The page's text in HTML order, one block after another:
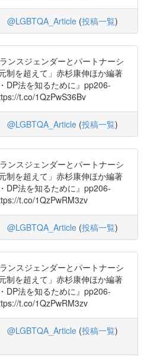
@LGBTQA_Article (投稿一覧)
ンスジェンダーとパートナーシ
制を超えて」赤杉康伸ほか編著
DP法を知るために』pp206-
t.co/1QzPwS36Bv
@LGBTQA_Article (投稿一覧)
ンスジェンダーとパートナーシ
制を超えて」赤杉康伸ほか編著
DP法を知るために』pp206-
t.co/1QzPwRM3zv
@LGBTQA_Article (投稿一覧)
ンスジェンダーとパートナーシ
制を超えて」赤杉康伸ほか編著
DP法を知るために』pp206-
t.co/1QzPwRM3zv
@LGBTQA_Article (投稿一覧)